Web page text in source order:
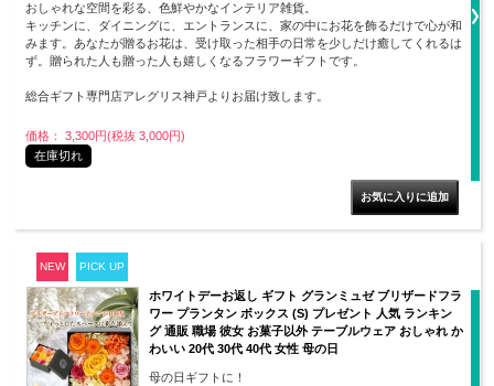
おしゃれな空間を彩る、色鮮やかなインテリア雑貨。
キッチンに、ダイニングに、エントランスに、家の中にお花を飾るだけで心が和
みます。あなたが贈るお花は、受け取った相手の日常を少しだけ癒してくれるは
ず。贈られた人も贈った人も嬉しくなるフラワーギフトです。
総合ギフト専門店アレグリス神戸よりお届け致します。
価格： 3,300円(税抜 3,000円)
在庫切れ
NEW PICK UP
ホワイトデーお返し ギフト グランミュゼ ブリザードフラ
ワー プランタン ボックス (S) プレゼント 人気 ランキン
グ 通販 職場 彼女 お菓子以外 テーブルウェア おしゃれ か
わいい 20代 30代 40代 女性 母の日
母の日ギフトに！